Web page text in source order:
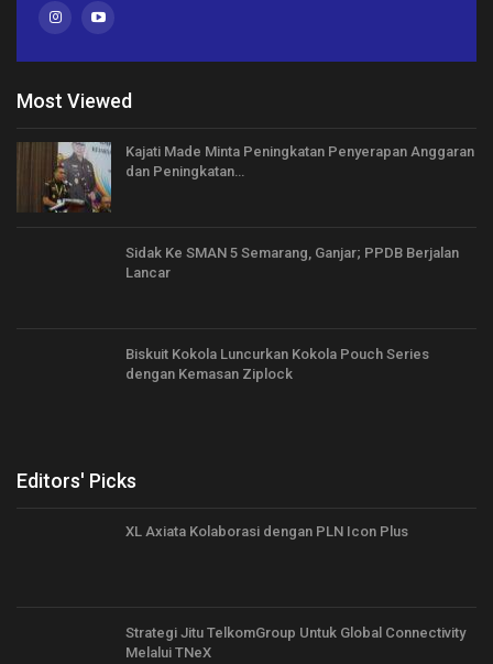
Most Viewed
Kajati Made Minta Peningkatan Penyerapan Anggaran
dan Peningkatan…
Sidak Ke SMAN 5 Semarang, Ganjar; PPDB Berjalan
Lancar
Biskuit Kokola Luncurkan Kokola Pouch Series
dengan Kemasan Ziplock
Editors' Picks
XL Axiata Kolaborasi dengan PLN Icon Plus
Strategi Jitu TelkomGroup Untuk Global Connectivity
Melalui TNeX